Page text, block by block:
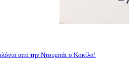
από την Ντουμπάι ο Κοκίλα!